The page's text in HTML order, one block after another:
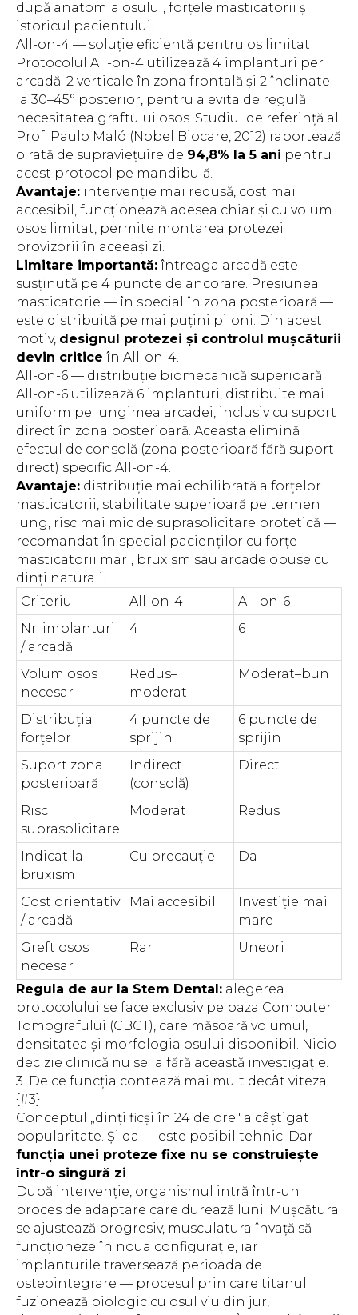
după anatomia osului, forțele masticatorii și
istoricul pacientului.
All-on-4 — soluție eficientă pentru os limitat
Protocolul All-on-4 utilizează 4 implanturi per
arcadă: 2 verticale în zona frontală și 2 înclinate
la 30–45° posterior, pentru a evita de regulă
necesitatea graftului osos. Studiul de referință al
Prof. Paulo Maló (Nobel Biocare, 2012) raportează
o rată de supraviețuire de 94,8% la 5 ani pentru
acest protocol pe mandibulă.
Avantaje: intervenție mai redusă, cost mai
accesibil, funcționează adesea chiar și cu volum
osos limitat, permite montarea protezei
provizorii în aceeași zi.
Limitare importantă: întreaga arcadă este
susținută pe 4 puncte de ancorare. Presiunea
masticatorie — în special în zona posterioară —
este distribuită pe mai puțini piloni. Din acest
motiv, designul protezei și controlul mușcăturii
devin critice în All-on-4.
All-on-6 — distribuție biomecanică superioară
All-on-6 utilizează 6 implanturi, distribuite mai
uniform pe lungimea arcadei, inclusiv cu suport
direct în zona posterioară. Aceasta elimină
efectul de consolă (zona posterioară fără suport
direct) specific All-on-4.
Avantaje: distribuție mai echilibrată a forțelor
masticatorii, stabilitate superioară pe termen
lung, risc mai mic de suprasolicitare protetică —
recomandat în special pacienților cu forțe
masticatorii mari, bruxism sau arcade opuse cu
dinți naturali.
Criteriu
All-on-4
All-on-6
Nr. implanturi
/ arcadă
4 6
Volum osos
necesar
Redus–
moderat
Moderat–bun
Distribuția
forțelor
4 puncte de
sprijin
6 puncte de
sprijin
Suport zona
posterioară
Indirect
(consolă)
Direct
Risc
suprasolicitare
Moderat Redus
Indicat la
bruxism
Cu precauție Da
Cost orientativ
/ arcadă
Mai accesibil
Investiție mai
mare
Greft osos
necesar
Rar Uneori
Regula de aur la Stem Dental: alegerea
protocolului se face exclusiv pe baza Computer
Tomografului (CBCT), care măsoară volumul,
densitatea și morfologia osului disponibil. Nicio
decizie clinică nu se ia fără această investigație.
3. De ce funcția contează mai mult decât viteza
{#3}
Conceptul „dinți ficși în 24 de ore" a câștigat
popularitate. Și da — este posibil tehnic. Dar
funcția unei proteze fixe nu se construiește
într-o singură zi.
După intervenție, organismul intră într-un
proces de adaptare care durează luni. Mușcătura
se ajustează progresiv, musculatura învață să
funcționeze în noua configurație, iar
implanturile traversează perioada de
osteointegrare — procesul prin care titanul
fuzionează biologic cu osul viu din jur,